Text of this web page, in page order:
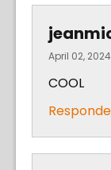
April 02, 2024
COOL